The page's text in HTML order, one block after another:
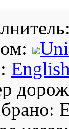
English